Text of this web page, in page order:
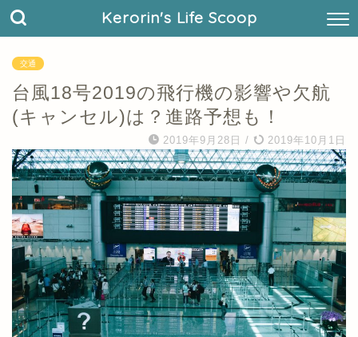
Kerorin's Life Scoop
交通
台風18号2019の飛行機の影響や欠航
(キャンセル)は？進路予想も！
2019年9月28日 / 2019年10月1日